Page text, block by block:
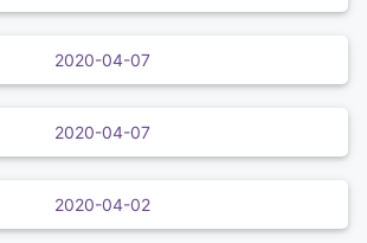
2020-04-07
2020-04-07
2020-04-02